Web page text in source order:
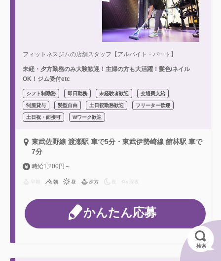
フィットネスジムの店舗スタッフ【アルバイト・パート】
未経・夕方勤務のみ大験歓迎！主婦の方も大活躍！髪色/ネイル
OK！ジム受付etc
シフト制勤務 即日勤務 未経験者歓迎 交通費支給
制服貸与 髪型自由 土日祝勤務歓迎 フリーター歓迎
土日祝・面接可 Wワーク歓迎
東武佐野線 渡瀬駅 車で5分・東武伊勢崎線 館林駅 車で
7分
時給1,200円～
朝 昼 夕方 夜 深夜
かんたん応募
検索